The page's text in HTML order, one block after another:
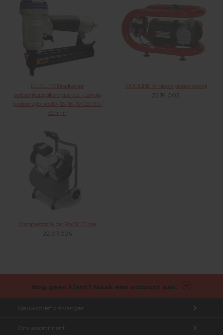
DUOLINE Bradtacker
verlorenkopspijkerapparaat - Lengte
(prebena) brads 10 / 13 / 16 / 19 / 25 / 30 /
32mm
DUOLINE minicompressor olievrij
22.19.002
Compressor Super Fox 3C 10 liter
22.07.026
Nog geen klant? Maak een account aan.
Nieuwsbrief ontvangen
Ons assortiment